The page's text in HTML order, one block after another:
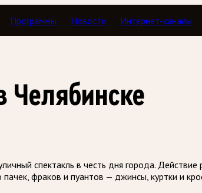
Программы Новости Интернет-каналы
Челябинске
спектакль в честь дня города.
фраков и пуантов — джинсы, куртки и